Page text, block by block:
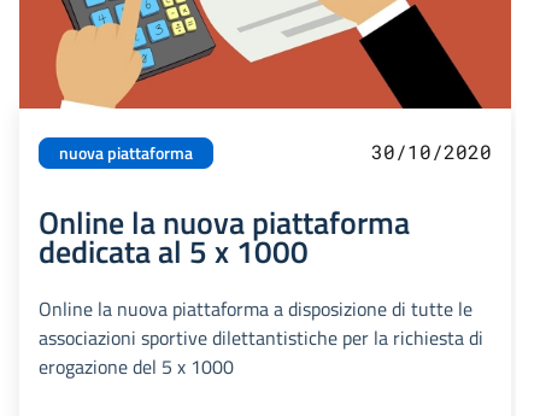
nuova piattaforma 30/10/2020
Online la nuova piattaforma
dedicata al 5 x 1000
Online la nuova piattaforma a disposizione di tutte le
associazioni sportive dilettantistiche per la richiesta di
erogazione del 5 x 1000